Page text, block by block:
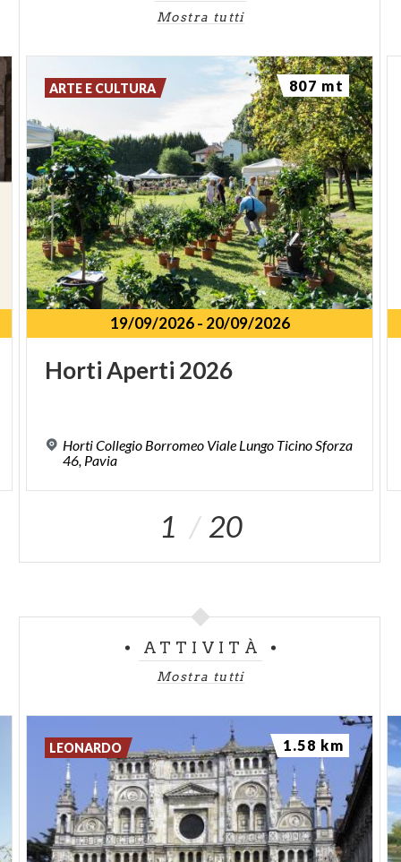
Mostra tutti
19/09/2026- 20/09/2026
HortiAperti 2026
Horti Collegio Borromeo Viale Lungo Ticino Sforza
46, Pavia
ARTE E CULTURA 807 mt
1 20
ATTIVITÀ
Mostra tutti
LEONARDO 1.58 km